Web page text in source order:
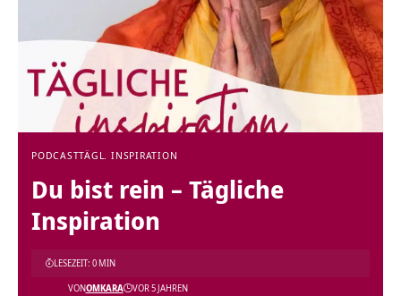
PODCASTTÄGL. INSPIRATION
Du bist rein – Tägliche
Inspiration
VONOMKARA VOR 5 JAHREN
LESEZEIT: 0 MIN